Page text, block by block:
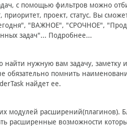
с помощью фильтров можно
проект, статус. Вы
"ВАЖНОЕ", "СРОЧНОЕ",
задач"... Подробнее...
нужную вам задачу, заметку
помнить
найдет ее.
модулей расширений(плагинов).
расширенные возможности